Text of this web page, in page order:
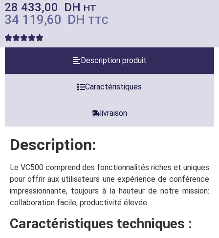
28 433,00 DH HT
34 119,60 DH TTC
Description produit
Caractéristiques
livraison
Description:
Le VC500 comprend des fonctionnalités riches et uniques
pour offrir aux utilisateurs une expérience de conférence
impressionnante, toujours à la hauteur de notre mission:
collaboration facile, productivité élevée.
Caractéristiques techniques :